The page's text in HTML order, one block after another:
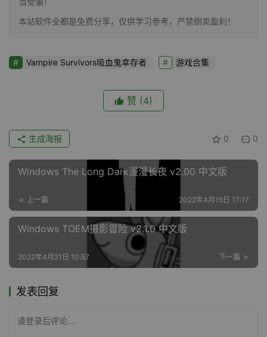
本站软件全都是免费分享，仅供学习参考，严禁倒卖盈利！
Vampire Survivors吸血鬼幸存者 游戏合集
赞 (4)
0 0
生成海报
Windows The Long Dark漫漫长夜 v2.00 中文版
上一篇 2022年4月15日 17:17
Windows TOEM摄影冒险 v2.1.0 中文版
下一篇
2022年4月21日 10:57
发表回复
请登录后评论...